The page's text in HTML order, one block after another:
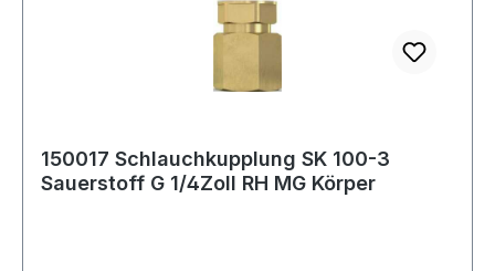
150017 Schlauchkupplung SK 100-3
Sauerstoff G 1/4Zoll RH MG Körper